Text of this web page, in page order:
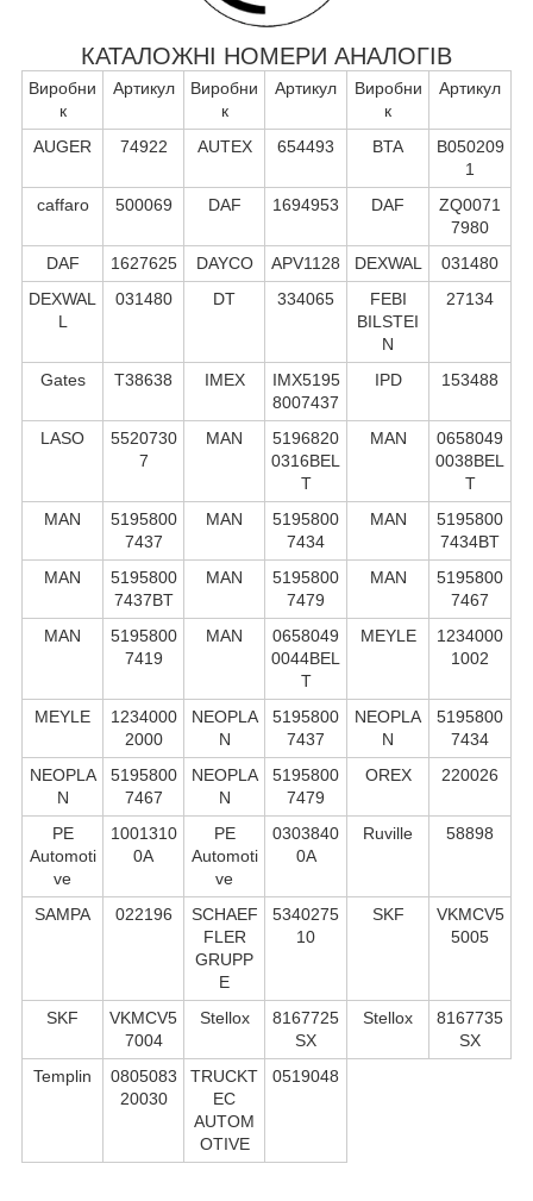
КАТАЛОЖНІ НОМЕРИ АНАЛОГІВ
Виробни
к
Артикул
Виробни
к
Артикул
Виробни
к
Артикул
AUGER 74922 AUTEX 654493 BTA
B050209
1
caffaro
500069 DAF 1694953 DAF
ZQ0071
7980
DAF
1627625 DAYCO APV1128 DEXWAL
031480
DEXWAL
L
031480 DT 334065
FEBI
BILSTEI
N
27134
Gates T38638 IMEX
IMX5195
8007437
IPD 153488
LASO
5520730
7
MAN
5196820
0316BEL
T
MAN
0658049
0038BEL
T
MAN
5195800
7437
MAN
5195800
7434
MAN
5195800
7434BT
MAN
5195800
7437BT
MAN
5195800
7479
MAN
5195800
7467
MAN
5195800
7419
MAN
0658049
0044BEL
T
MEYLE
1234000
1002
MEYLE
1234000
2000
NEOPLA
N
5195800
7437
NEOPLA
N
5195800
7434
NEOPLA
N
5195800
7467
NEOPLA
N
5195800
7479
OREX 220026
PE
Automoti
ve
1001310
0A
PE
Automoti
ve
0303840
0A
Ruville 58898
SAMPA 022196
SCHAEF
FLER
GRUPP
E
5340275
10
SKF
VKMCV5
5005
SKF
VKMCV5
7004
Stellox
8167725
SX
Stellox
8167735
SX
Templin
0805083
20030
TRUCKT
EC
AUTOM
OTIVE
0519048